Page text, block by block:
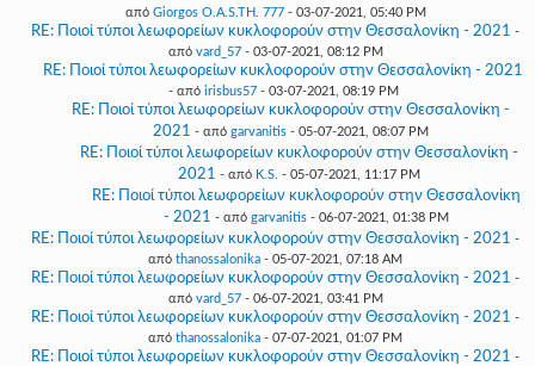
από Giorgos O.A.S.TH. 777- 03-07-2021, 05:40 PM
RE: Ποιοί τύποι λεωφορείων κυκλοφορούν στην Θεσσαλονίκη - 2021 -
από vard_57- 03-07-2021, 08:12 PM
RE: Ποιοί τύποι λεωφορείων κυκλοφορούν στην Θεσσαλονίκη - 2021
- από irisbus57- 03-07-2021, 08:19 PM
RE: Ποιοί τύποι λεωφορείων κυκλοφορούν στην Θεσσαλονίκη -
2021 - από garvanitis - 05-07-2021, 08:07 PM
RE: Ποιοί τύποι λεωφορείων κυκλοφορούν στην Θεσσαλονίκη -
2021 - από K.S. - 05-07-2021, 11:17 PM
RE: Ποιοί τύποι λεωφορείων κυκλοφορούν στην Θεσσαλονίκη
- 2021 - από garvanitis - 06-07-2021, 01:38 PM
RE: Ποιοί τύποι λεωφορείων κυκλοφορούν στην Θεσσαλονίκη - 2021 -
από thanossalonika - 05-07-2021, 07:18 AM
RE: Ποιοί τύποι λεωφορείων κυκλοφορούν στην Θεσσαλονίκη - 2021 -
από vard_57- 06-07-2021, 03:41 PM
RE: Ποιοί τύποι λεωφορείων κυκλοφορούν στην Θεσσαλονίκη - 2021 -
από thanossalonika - 07-07-2021, 01:07 PM
RE: Ποιοί τύποι λεωφορείων κυκλοφορούν στην Θεσσαλονίκη - 2021 -